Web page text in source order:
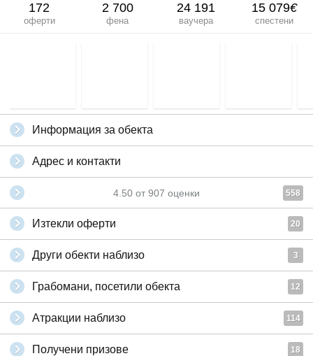
172
оферти
2 700
фена
24 191
ваучера
15 079€
спестени
Информация за обекта
Адрес и контакти
4.50 от 907 оценки 558
Изтекли оферти 20
Други обекти наблизо 3
Грабомани, посетили обекта 12
Атракции наблизо 114
Получени призове 18